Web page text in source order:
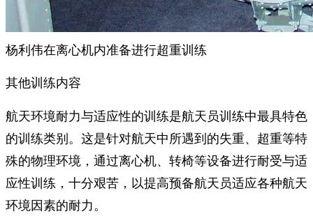
杨利伟在离心机内准备进行超重训练
其他训练内容
航天环境耐力与适应性的训练是航天员训练中最具特色
的训练类别。这是针对航天中所遇到的失重、超重等特
殊的物理环境，通过离心机、转椅等设备进行耐受与适
应性训练，十分艰苦，以提高预备航天员适应各种航天
环境因素的耐力。